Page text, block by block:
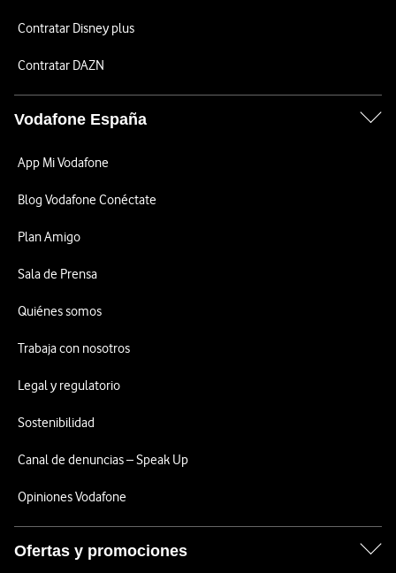
Contratar Disney plus
Contratar DAZN
Vodafone España
App Mi Vodafone
Blog Vodafone Conéctate
Plan Amigo
Sala de Prensa
Quiénes somos
Trabaja con nosotros
Legal y regulatorio
Sostenibilidad
Canal de denuncias – Speak Up
Opiniones Vodafone
Ofertas y promociones